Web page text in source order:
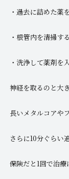
・過去に詰めた
・根管内を清掃す
・洗浄して薬剤
神経を取るのと大
長いメタルコアや
さらに10分ぐらい
保険だと1回で治